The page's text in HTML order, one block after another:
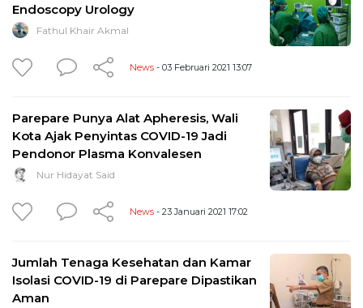
Endoscopy Urology
Fathul Khair Akmal
News - 03 Februari 2021 13:07
Parepare Punya Alat Apheresis, Wali
Kota Ajak Penyintas COVID-19 Jadi
Pendonor Plasma Konvalesen
Nur Hidayat Said
News - 23 Januari 2021 17:02
Jumlah Tenaga Kesehatan dan Kamar
Isolasi COVID-19 di Parepare Dipastikan
Aman